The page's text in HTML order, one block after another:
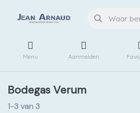
Menu Aanmelden
Bodegas Verum
1-3van 3